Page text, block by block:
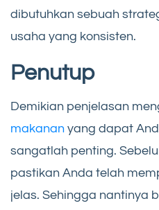
dibutuhkan sebuah
usaha yang konsisten.
Penutup
Demikian penjelasan
makanan yang dapat
sangatlah penting.
pastikan Anda telah
jelas. Sehingga nantinya